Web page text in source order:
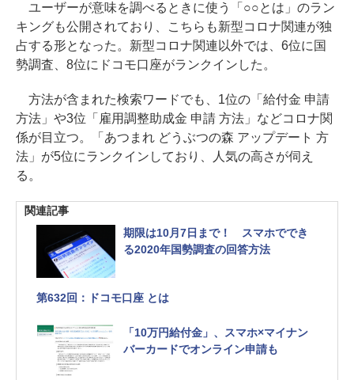
ユーザーが意味を調べるときに使う「○○とは」のラン
キングも公開されており、こちらも新型コロナ関連が独
占する形となった。新型コロナ関連以外では、6位に国
勢調査、8位にドコモ口座がランクインした。
方法が含まれた検索ワードでも、1位の「給付金 申請
方法」や3位「雇用調整助成金 申請 方法」などコロナ関
係が目立つ。「あつまれ どうぶつの森 アップデート 方
法」が5位にランクインしており、人気の高さが伺え
る。
関連記事
期限は10月7日まで！ スマホででき
る2020年国勢調査の回答方法
第632回：ドコモ口座 とは
「10万円給付金」、スマホ×マイナン
バーカードでオンライン申請も